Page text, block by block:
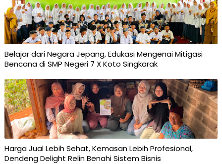
Belajar dari Negara Jepang, Edukasi Mengenai Mitigasi
Bencana di SMP Negeri 7 X Koto Singkarak
Harga Jual Lebih Sehat, Kemasan Lebih Profesional,
Dendeng Delight Relin Benahi Sistem Bisnis